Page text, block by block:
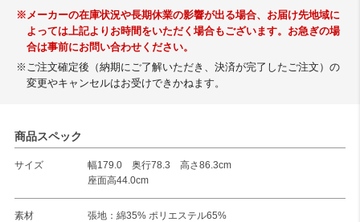
※メーカーの在庫状況や長期休業の影響が出る場合、お届け先地域に
よっては上記よりお時間をいただく場合もございます。お急ぎの場
合は事前にお問い合わせください。
※ご注文確定後（納期にご了解いただき、決済が完了したご注文）の
変更やキャンセルはお受けできかねます。
商品スペック
サイズ
幅179.0 奥行78.3 高さ86.3cm
座面高44.0cm
素材
張地：綿35% ポリエステル65%